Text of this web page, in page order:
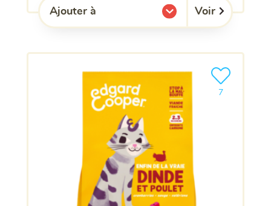
Ajouter à
l'une de mes listes. Voir
7
Ajouter le